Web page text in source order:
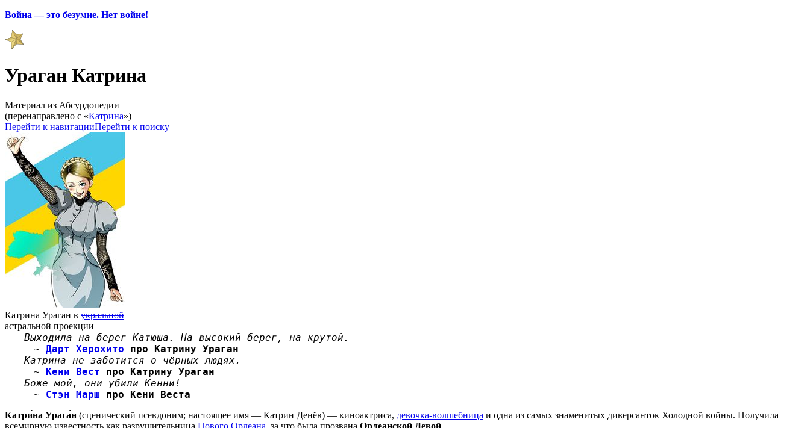
Война — это безумие. Нет войне!
Ураган Катрина
Материал из Абсурдопедии
(перенаправлено с «Катрина»)
Перейти к навигацииПерейти к поиску
Катрина Ураган в укральной
астральной проекции
Выходила на берег Катюша. На высокий берег, на крутой.
~ Дарт Херохито про Катрину Ураган
Катрина не заботится о чёрных людях.
~ Кени Вест про Катрину Ураган
Боже мой, они убили Кенни!
~ Стэн Марш про Кени Веста
Катри́на Урага́н (сценический псевдоним; настоящее имя — Катрин Денёв) — киноактриса, девочка-волшебница и одна из самых знаменитых диверсанток Холодной войны. Получила
всемирную известность как разрушительница Нового Орлеана, за что была прозвана Орлеанской Девой.